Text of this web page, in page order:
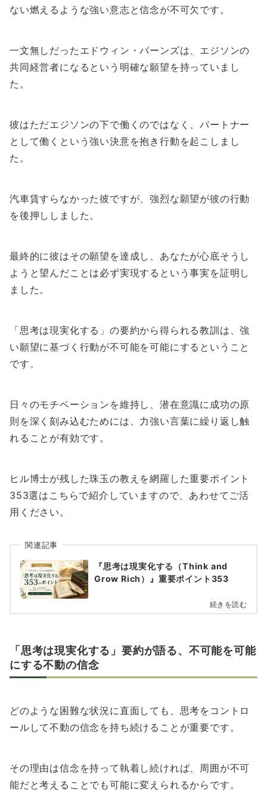
ない燃えるような強い意志と信念が不可欠です。
一文無しだったエドウィン・バーンズは、エジソンの
共同経営者になるという明確な願望を持っていまし
た。
彼はただエジソンの下で働くのではなく、パートナー
として働くという強い決意を抱き行動を起こしまし
た。
汽車賃すらなかった彼ですが、強烈な願望が彼の行動
を後押ししました。
最終的に彼はその願望を達成し、あなたが心底そうし
ようと望んだことは必ず実現するという事実を証明し
ました。
「思考は現実化する」の要約から得られる教訓は、強
い願望に基づく行動が不可能を可能にするということ
です。
日々のモチベーションを維持し、潜在意識に成功の原
則を深く刻み込むためには、力強い言葉に繰り返し触
れることが有効です。
ヒル博士が残した珠玉の教えを網羅した重要ポイント
353選はこちらで紹介していますので、あわせてご活
用ください。
関連記事
『思考は現実化する（Think and
Grow Rich）』重要ポイント353
続きを読む
「思考は現実化する」要約が語る、不可能を可能
にする不動の信念
どのような困難な状況に直面しても、思考をコントロ
ールして不動の信念を持ち続けることが重要です。
その理由は信念を持って執着し続ければ、周囲が不可
能だと考えることでも可能に変えられるからです。